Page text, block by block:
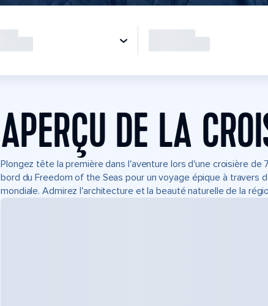
APERÇU DE LA
Plongez tête la première dans l'aventure lors d'une croisière
bord du Freedom of the Seas pour un voyage épique à travers
mondiale. Admirez l'architecture et la beauté naturelle de la